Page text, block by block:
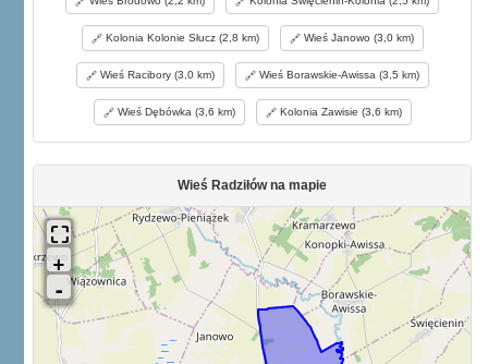
Kolonia Kolonie Słucz (2,8 km) Wieś Janowo (3,0 km)
Wieś Racibory (3,0 km) Wieś Borawskie-Awissa (3,5 km)
Wieś Dębówka (3,6 km) Kolonia Zawisie (3,6 km)
Wieś Radziłów na mapie